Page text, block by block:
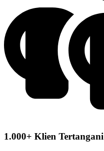
1.000+ Klien Tertangani